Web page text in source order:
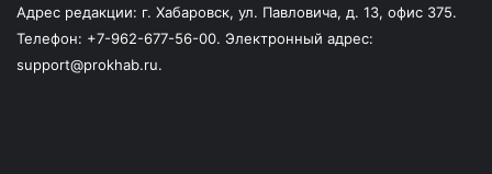
Адрес редакции: г. Хабаровск, ул. Павловича, д. 13, офис 375.
Телефон: +7-962-677-56-00. Электронный адрес:
support@prokhab.ru.